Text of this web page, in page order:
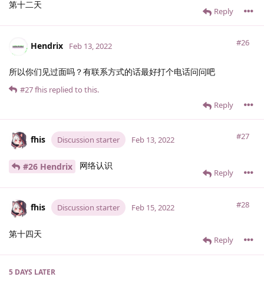
第十二天
Reply
Hendrix #26
Feb 13, 2022
所以你们见过面吗？有联系方式的话最好打个电话问问吧
Reply
#27fhis replied to this.
fhis Discussion starter #27
Feb 13, 2022
#26 Hendrix 网络认识
Reply
fhis Discussion starter #28
Feb 15, 2022
第十四天
Reply
5 DAYS LATER